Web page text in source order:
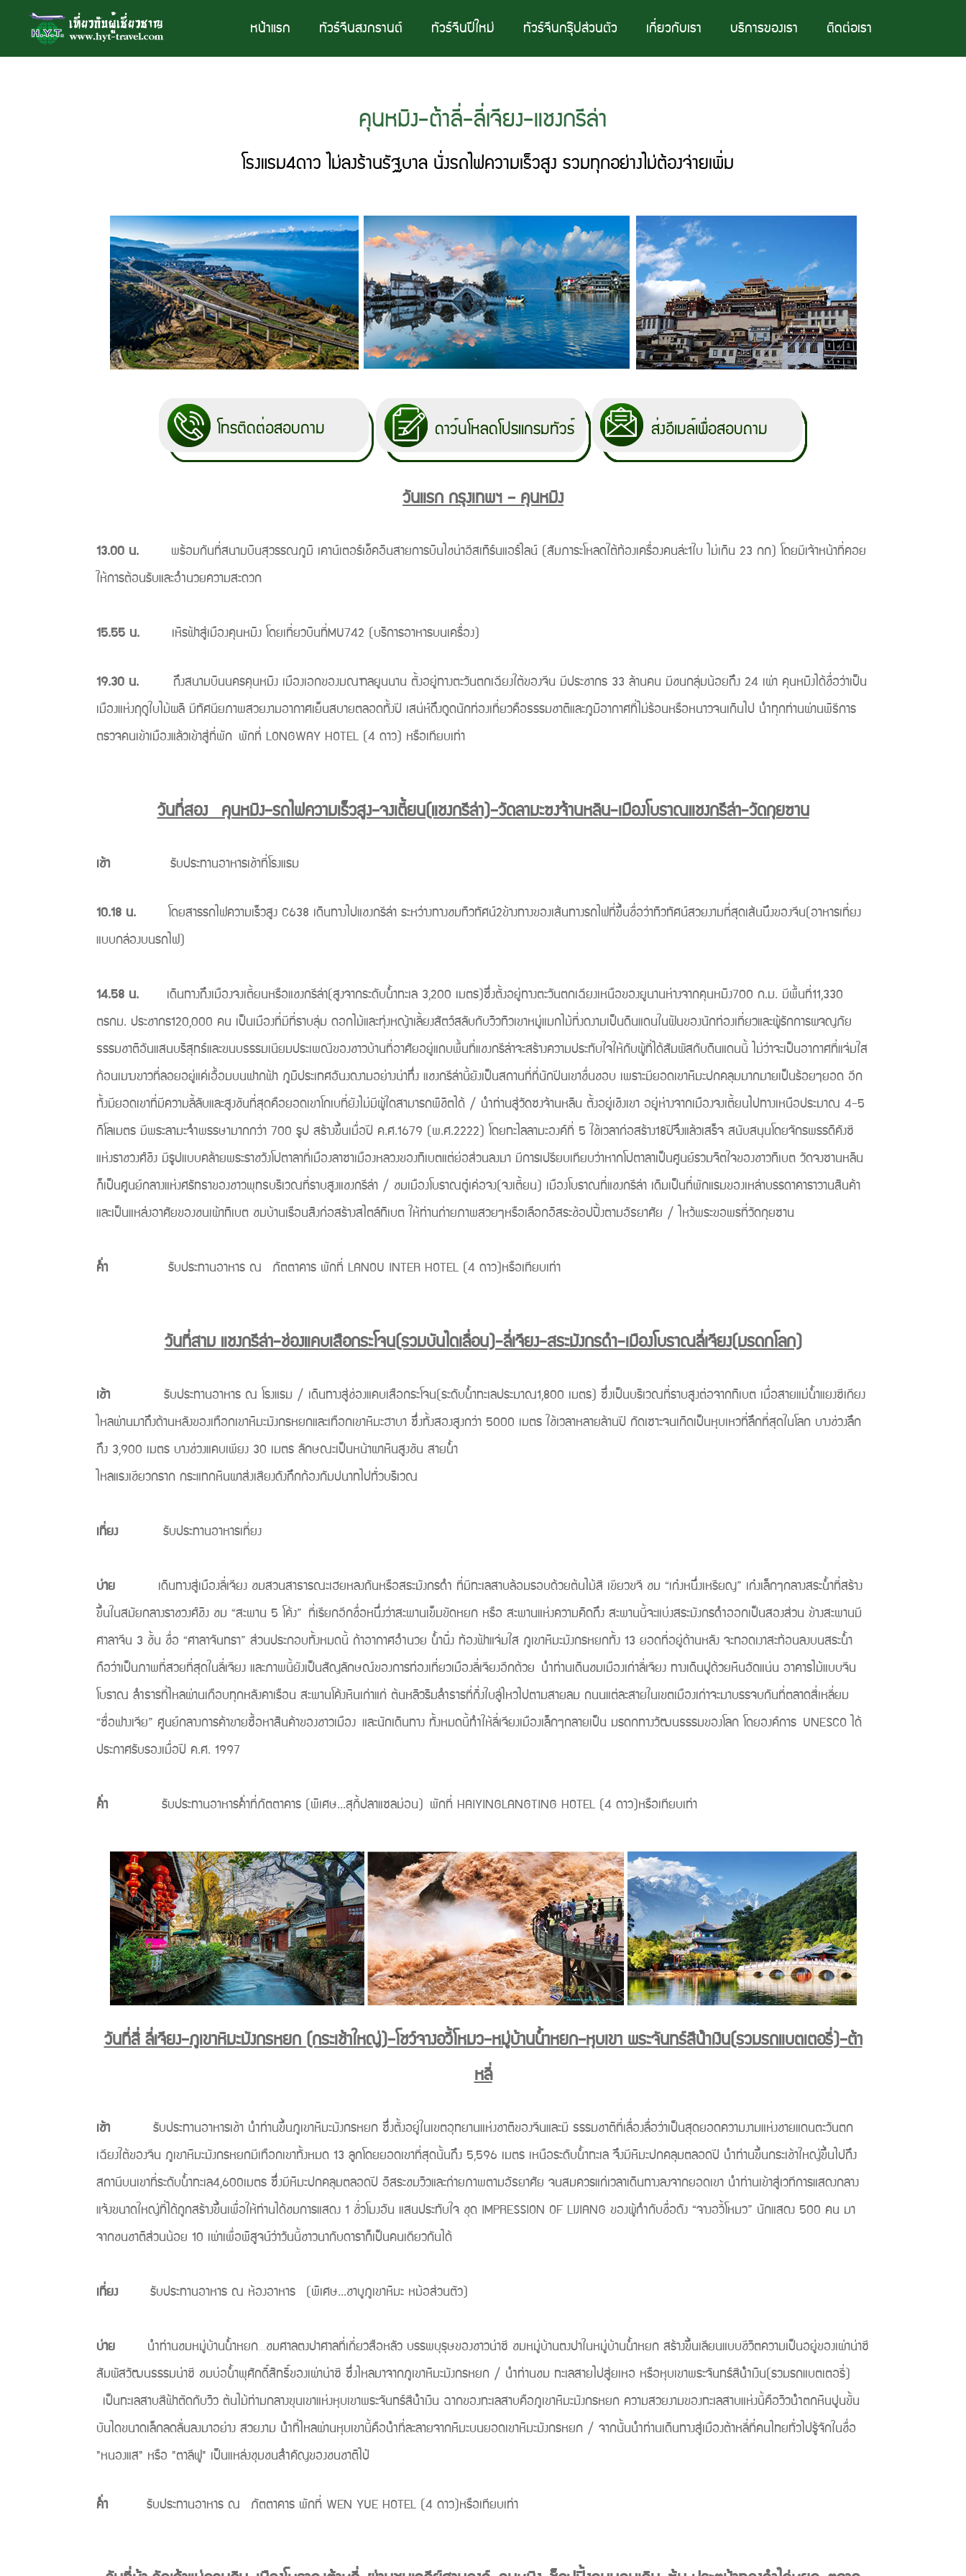
หน้าแรก ทัวร์จีนสงกรานต์ ทัวร์จีนปีใหม่ ทัวร์จีนกรุ๊ปส่วนตัว เกี่ยวกับเรา บริการของเรา ติดต่อเรา
คุนหมิง-ต้าลี่-ลี่เจียง-แชงกรีล่า
โรงแรม4ดาว ไม่ลงร้านรัฐบาล นั่งรถไฟความเร็วสูง รวมทุกอย่างไม่ต้องจ่ายเพิ่ม
วันแรก กรุงเทพฯ – คุนหมิง
13.00 น. พร้อมกันที่สนามบินสุวรรณภูมิ เคาน์เตอร์เช็คอินสายการบินไชน่าอีสเทิร์นแอร์ไลน์ (สัมภาระโหลดใต้ท้องเครื่องคนล่ะ1ใบ ไม่เกิน 23 กก) โดยมีเจ้าหน้าที่คอย
ให้การต้อนรับและอำนวยความสะดวก
15.55 น. เหิรฟ้าสู่เมืองคุนหมิง โดยเที่ยวบินที่MU742 (บริการอาหารบนเครื่อง)
19.30 น.
ถึงสนามบินนครคุนหมิง เมืองเอกของมณฑลยูนนาน ตั้งอยู่ทางตะวันตกเฉียงใต้ของจีน มีประชากร 33 ล้านคน มีชนกลุ่มน้อยถึง 24 เผ่า คุนหมิงได้ชื่อว่าเป็น
เมืองแห่งฤดูใบไม้ผลิ มีทัศนียภาพสวยงามอากาศเย็นสบายตลอดทั้งปี เสน่ห์ดึงดูดนักท่องเที่ยวคือธรรมชาติและภูมิอากาศที่ไม่ร้อนหรือหนาวจนเกินไป นำทุกท่านผ่านพิธีการ
ตรวจคนเข้าเมืองแล้วเข้าสู่ที่พัก พักที่ LONGWAY HOTEL (4 ดาว) หรือเทียบเท่า
วันที่สอง คุนหมิง–รถไฟความเร็วสูง–จงเตี้ยน(แชงกรีล่า)–วัดลามะซงจ้านหลิน-เมืองโบราณแชงกรีล่า-วัดกุยซาน
เช้า รับประทานอาหารเช้าที่โรงแรม
10.18 น.
โดยสารรถไฟความเร็วสูง C638 เดินทางไปแชงกรีล่า ระหว่างทางชมทิวทัศน์2ข้างทางของเส้นทางรถไฟที่ขึ้นชื่อว่าทิวทัศน์สวยงามที่สุดเส้นนึงของจีน(อาหารเที่ยง
แบบกล่องบนรถไฟ)
14.58 น. เดินทางถึงเมืองจงเตี้ยนหรือแชงกรีล่า(สูงจากระดับน้ำทะเล 3,200 เมตร)ซึ่งตั้งอยู่ทางตะวันตกเฉียงเหนือของยูนานห่างจากคุนหมิง700 ก.ม. มีพื้นที่11,330
ตรกม. ประชากร120,000 คน เป็นเมืองที่มีที่ราบลุ่ม ดอกไม้และทุ่งหญ้าเลี้ยงสัตว์สลับกับวิวทิวเขาหมู่แมกไม้ที่งดงามเป็นดินแดนในฝันของนักท่องเที่ยวและผู้รักการผจญภัย
ธรรมชาติอันแสนบริสุทธ์และขนบธรรมเนียมประเพณีของชาวบ้านที่อาศัยอยู่แถบพื้นที่แชงกรีล่าจะสร้างความประทับใจให้กับผู้ที่ได้สัมผัสกับดินแดนนี้ ไม่ว่าจะเป็นอากาศที่แจ่มใส
ก้อนเมฆขาวที่ลอยอยู่แค่เอื้อมบนฟากฟ้า ภูมิประเทศอันงดงามอย่างน่าทึ่ง แชงกรีล่านี้ยังเป็นสถานที่ที่นักปีนเขาชื่นชอบ เพราะมียอดเขาหิมะปกคลุมมากมายเป็นร้อยๆยอด อีก
ทั้งมียอดเขาที่มีความลี้ลับและสูงชันที่สุดคือยอดเขาโกเบที่ยังไม่มีผู้ใดสามารถพิชิตได้ / นำท่านสู่วัดซงจ้านหลิน ตั้งอยู่เชิงเขา อยู่ห่างจากเมืองจงเตี้ยนไปทางเหนือประมาณ 4-5
กิโลเมตร มีพระลามะจำพรรษามากกว่า 700 รูป สร้างขึ้นเมื่อปี ค.ศ.1679 (พ.ศ.2222) โดยทะไลลามะองค์ที่ 5 ใช้เวลาก่อสร้าง18ปีจึงแล้วเสร็จ สนับสนุนโดยจักรพรรดิคังซี
แห่งราชวงศ์ชิง มีรูปแบบคล้ายพระราชวังโปตาลาที่เมืองลาซาเมืองหลวงของทิเบตแต่ย่อส่วนลงมา มีการเปรียบเทียบว่าหากโปตาลาเป็นศูนย์รวมจิตใจของชาวทิเบต วัดจงซานหลิน
ก็เป็นศูนย์กลางแห่งศรัทธาของชาวพุทธบริเวณที่ราบสูงแชงกรีล่า / ชมเมืองโบราณตู๋เค่อจง(จงเตี้ยน) เมืองโบราณที่แชงกรีล่า เดิมเป็นที่พักแรมของเหล่าบรรดาคาราวานสินค้า
และเป็นแหล่งอาศัยของชนเผ้าทิเบต ชมบ้านเรือนสิงก่อสร้างสไตล์ทิเบต ให้ท่านถ่ายภาพสวยๆหรือเลือกอิสระช้อปปิ้งตามอัธยาศัย / ไหว้พระขอพรที่วัดกุยซาน
ค่ำ รับประทานอาหาร ณ ภัตตาคาร พักที่ LANOU INTER HOTEL (4 ดาว)หรือเทียบเท่า
วันที่สาม แชงกรีล่า-ช่องแคบเสือกระโจน(รวมบันไดเลื่อน)-ลี่เจียง-สระมังกรดำ-เมืองโบราณลี่เจียง(มรดกโลก)
เช้า รับประทานอาหาร ณ โรงแรม / เดินทางสู่ช่องแคบเสือกระโจน(ระดับน้ำทะเลประมาณ1,800 เมตร) ซึ่งเป็นบริเวณที่ราบสูงต่อจากทิเบต เมื่อสายแม่น้ำแยงซีเกียง
ไหลผ่านมาถึงด้านหลังของเทือกเขาหิมะมังกรหยกและเทือกเขาหิมะฮาบา ซึ่งทั้งสองสูงกว่า 5000 เมตร ใช้เวลาหลายล้านปี กัดเซาะจนเกิดเป็นหุบเหวที่ลึกที่สุดในโลก บางช่วงลึก
ถึง 3,900 เมตร บางช่วงแคบเพียง 30 เมตร ลักษณะเป็นหน้าผาหินสูงชัน สายน้ำ
ไหลแรงเชียวกราก กระแทกหินผาส่งเสียงดังกึกก้องกัมปนาทไปทั่วบริเวณ
เที่ยงรับประทานอาหารเที่ยง
บ่าย เดินทางสู่เมืองลี่เจียง ชมสวนสาธารณะเฮยหลงถันหรือสระมังกรดำ ที่มีทะเลสาบล้อมรอบด้วยต้นไม้สี เขียวขจี ชม “เก๋งหนึ่งเหรียญ” เก๋งเล็กๆกลางสระน้ำที่สร้าง
ขึ้นในสมัยกลางราชวงศ์ชิง ชม “สะพาน 5 โค้ง” ที่เรียกอีกชื่อหนึ่งว่าสะพานเข็มขัดหยก หรือ สะพานแห่งความคิดถึง สะพานนี้จะแบ่งสระมังกรดำออกเป็นสองส่วน ข้างสะพานมี
ศาลาจีน 3 ชั้น ชื่อ “ศาลาจันทรา” ส่วนประกอบทั้งหมดนี้ ถ้าอากาศอำนวย น้ำนิ่ง ท้องฟ้าแจ่มใส ภูเขาหิมะมังกรหยกทั้ง 13 ยอดที่อยู่ด้านหลัง จะทอดเงาสะท้อนลงบนสระน้ำ
ถือว่าเป็นภาพที่สวยที่สุดในลี่เจียง และภาพนี้ยังเป็นสัญลักษณ์ของการท่องเที่ยวเมืองลี่เจียงอีกด้วย นำท่านเดินชมเมืองเก่าลี่เจียง ทางเดินปูด้วยหินอัดแน่น อาคารไม้แบบจีน
โบราณ ลำธารที่ไหลผ่านเกือบทุกหลังคาเรือน สะพานโค้งหินเก่าแก่ ต้นหลิวริมลำธารที่กิ่งใบลู่ไหวไปตามสายลม ถนนแต่ละสายในเขตเมืองเก่าจะมาบรรจบกันที่ตลาดสี่เหลี่ยม
“ซื่อฟางเจีย” ศูนย์กลางการค้าขายซื้อหาสินค้าของชาวเมือง และนักเดินทาง ทั้งหมดนี้ทำให้ลี่เจียงเมืองเล็กๆกลายเป็น มรดกทางวัฒนธรรมของโลก โดยองค์การ UNESCO ได้
ประกาศรับรองเมื่อปี ค.ศ. 1997
ค่ำ รับประทานอาหารค่ำที่ภัตตาคาร (พิเศษ...สุกี้ปลาแซลม่อน) พักที่ HAIYINGLANGTING HOTEL (4 ดาว)หรือเทียบเท่า
วันที่สี่ ลี่เจียง–ภูเขาหิมะมังกรหยก (กระเช้าใหญ่)–โชว์จางอวี้โหมว–หมู่บ้านน้ำหยก–หุบเขา พระจันทร์สีน้ําเงิน(รวมรถแบตเตอรี่)–ต้า
หลี่
เช้า
รับประทานอาหารเช้า นำท่านขึ้นภูเขาหิมะมังกรหยก ซึ่งตั้งอยู่ในเขตอุทยานแห่งชาติของจีนและมี ธรรมชาติที่เลื่องลื่อว่าเป็นสุดยอดความงามแห่งชายแดนตะวันตก
เฉียงใต้ของจีน ภูเขาหิมะมังกรหยกมีเทือกเขาทั้งหมด 13 ลูกโดยยอดเขาที่สุดนั้นถึง 5,596 เมตร เหนือระดับน้ำทะเล จึงมีหิมะปกคลุมตลอดปี นำท่านขึ้นกระเช้าใหญ่ขึ้นไปถึง
สถานีบนเขาที่ระดับน้ำทะเล4,600เมตร ซึ่งมีหิมะปกคลุมตลอดปี อิสระชมวิวและถ่ายภาพตามอัธยาศัย จนสมควรแก่เวลาเดินทางลงจากยอดเขา นำท่านเข้าสู่เวทีการแสดงกลาง
แจ้งขนาดใหญ่ที่ได้ถูกสร้างขึ้นเพื่อให้ท่านได้ชมการแสดง 1 ชั่วโมงอัน แสนประทับใจ ชุด IMPRESSION OF LIJIANG ของผู้กำกับชื่อดัง “จางอวี้โหมว” นักแสดง 500 คน มา
จากชนชาติส่วนน้อย 10 เผ่าเพื่อพิสูจน์ว่าวันนี้ชาวนากับดาราก็เป็นคนเดียวกันได้
เที่ยงรับประทานอาหาร ณ ห้องอาหาร (พิเศษ...ชาบูภูเขาหิมะ หม้อส่วนตัว)
บ่าย นำท่านชมหมู่บ้านน้ำหยก…ชมศาลตงปาศาลที่เกี่ยวสือหลัว บรรพบุรุษของชาวน่าซี ชมหมู่บ้านตงปาในหมู่บ้านน้ำหยก สร้างขึ้นเลียนแบบชีวิตความเป็นอยู่ของเผ่าน่าซี
สัมผัสวัฒนธรรมน่าซี ชมบ่อน้ำพุศักดิ์สิทธิ์ของเผ่าน่าซี ซึ่งไหลมาจากภูเขาหิมะมังกรหยก / นําท่านชม ทะเลสายไปสู่ยเหอ หรือหุบเขาพระจันทร์สีน้ําเงิน(รวมรถแบตเตอรี่)
เป็นทะเลสาบสีฟ้าตัดกับวิว ต้นไม้ท่ามกลางขุนเขาแห่งหุบเขาพระจันทร์สีน้ําเงิน ฉากของทะเลสาบคือภูเขาหิมะมังกรหยก ความสวยงามของทะเลสาบแห่งนี้คือวิวน้ําตกหินปูนขั้น
บันไดขนาดเล็กลดลั่นลงมาอย่าง สวยงาม น้ําที่ไหลผ่านหุบเขานี้คือน้ําที่ละลายจากหิมะบนยอดเขาหิมะมังกรหยก / จากนั้นนำท่านเดินทางสู่เมืองต้าหลี่ที่คนไทยทั่วไปรู้จักในชื่อ
"หนองแส" หรือ "ตาลีฟู" เป็นแหล่งชุมชนสำคัญของชนชาติไป๋
ค่ำ รับประทานอาหาร ณ ภัตตาคาร พักที่ WEN YUE HOTEL (4 ดาว)หรือเทียบเท่า